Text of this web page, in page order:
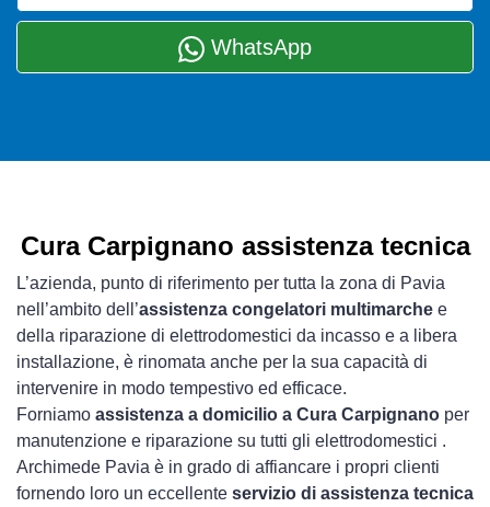
WhatsApp
Cura Carpignano assistenza tecnica
L’azienda, punto di riferimento per tutta la zona di Pavia
nell’ambito dell’assistenza congelatori multimarche e
della riparazione di elettrodomestici da incasso e a libera
installazione, è rinomata anche per la sua capacità di
intervenire in modo tempestivo ed efficace.
Forniamo assistenza a domicilio a Cura Carpignano per
manutenzione e riparazione su tutti gli elettrodomestici .
Archimede Pavia è in grado di affiancare i propri clienti
fornendo loro un eccellente servizio di assistenza tecnica